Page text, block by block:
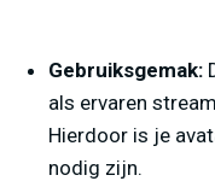
Gebruiksgemak:
als ervaren
Hierdoor is je
nodig zijn.